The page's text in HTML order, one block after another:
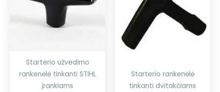
Starterio užvedimo
rankenėlė tinkanti STIHL
įrankiams
Starterio rankenėlė
tinkanti dvitakčiams